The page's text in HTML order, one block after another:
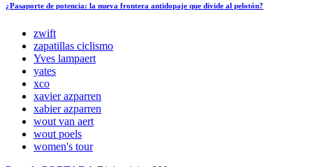
¿Pasaporte de potencia: la nueva frontera antidopaje que divide al pelotón?
zwift
zapatillas ciclismo
Yves lampaert
yates
xco
xavier azparren
xabier azparren
wout van aert
wout poels
women's tour